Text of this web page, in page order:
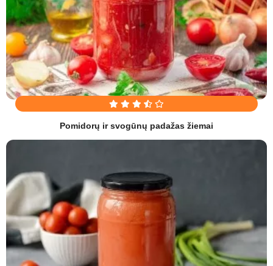
Pomidorų ir svogūnų padažas žiemai